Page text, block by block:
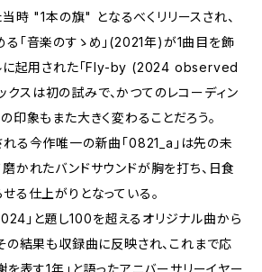
時 "1本の旗" となるべくリリースされ、
「音楽のすゝめ」(2021年)が1曲目を飾
ルに起用された「Fly-by (2024 observed
クスは初の試みで、かつてのレコーディン
印象もまた大きく変わることだろう。
る今作唯一の新曲「0821_a」は先の未
かれたバンドサウンドが胸を打ち、日食
る仕上がりとなっている。
」と題し100を超えるオリジナル曲から
の結果も収録曲に反映され、これまで応
を表す1年」と語ったアニバーサリーイヤー